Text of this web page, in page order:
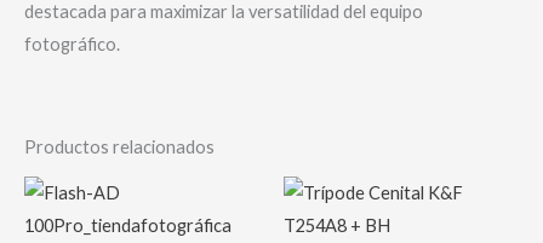
destacada para maximizar la versatilidad del equipo
fotográfico.
Productos relacionados